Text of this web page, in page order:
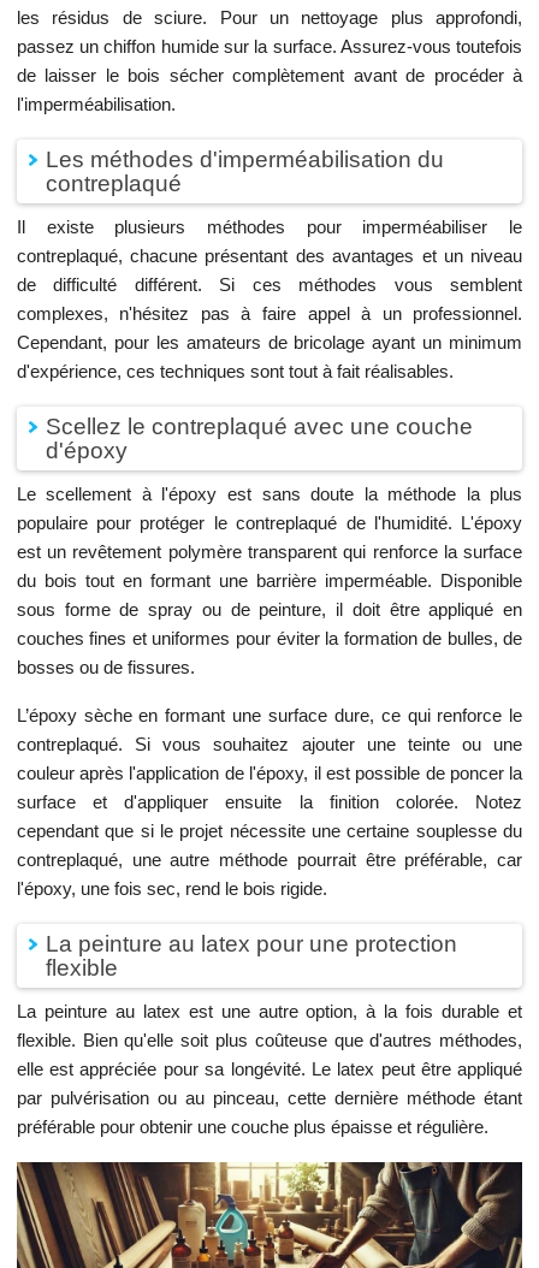
les résidus de sciure. Pour un nettoyage plus approfondi,
passez un chiffon humide sur la surface. Assurez-vous toutefois
de laisser le bois sécher complètement avant de procéder à
l'imperméabilisation.
Les méthodes d'imperméabilisation du
contreplaqué
Il existe plusieurs méthodes pour imperméabiliser le
contreplaqué, chacune présentant des avantages et un niveau
de difficulté différent. Si ces méthodes vous semblent
complexes, n'hésitez pas à faire appel à un professionnel.
Cependant, pour les amateurs de bricolage ayant un minimum
d'expérience, ces techniques sont tout à fait réalisables.
Scellez le contreplaqué avec une couche
d'époxy
Le scellement à l'époxy est sans doute la méthode la plus
populaire pour protéger le contreplaqué de l'humidité. L'époxy
est un revêtement polymère transparent qui renforce la surface
du bois tout en formant une barrière imperméable. Disponible
sous forme de spray ou de peinture, il doit être appliqué en
couches fines et uniformes pour éviter la formation de bulles, de
bosses ou de fissures.
L’époxy sèche en formant une surface dure, ce qui renforce le
contreplaqué. Si vous souhaitez ajouter une teinte ou une
couleur après l'application de l'époxy, il est possible de poncer la
surface et d'appliquer ensuite la finition colorée. Notez
cependant que si le projet nécessite une certaine souplesse du
contreplaqué, une autre méthode pourrait être préférable, car
l'époxy, une fois sec, rend le bois rigide.
La peinture au latex pour une protection
flexible
La peinture au latex est une autre option, à la fois durable et
flexible. Bien qu'elle soit plus coûteuse que d'autres méthodes,
elle est appréciée pour sa longévité. Le latex peut être appliqué
par pulvérisation ou au pinceau, cette dernière méthode étant
préférable pour obtenir une couche plus épaisse et régulière.